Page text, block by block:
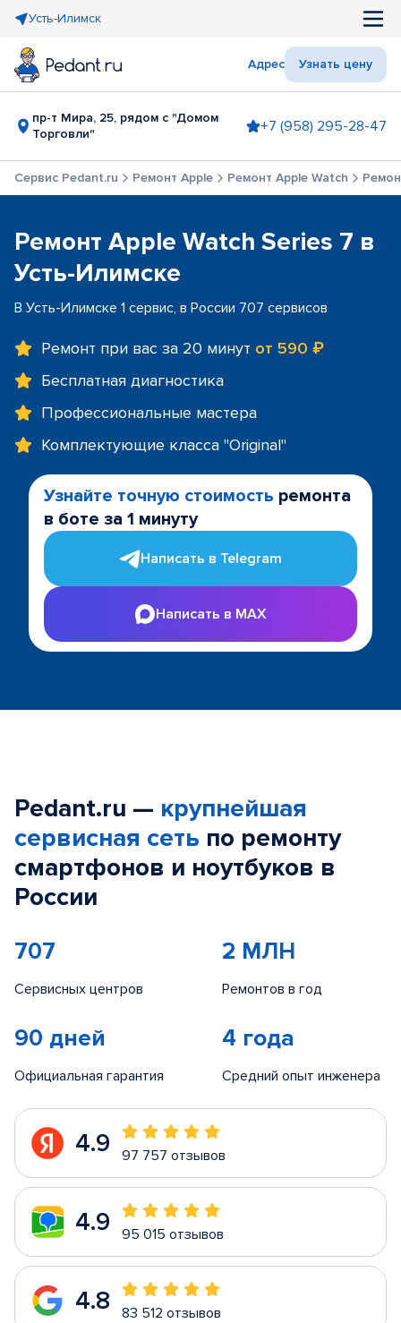
Усть-Илимск
Адрес Узнать цену
пр-т Мира, 25, рядом с "Домом
Торговли"
+7 (958) 295-28-47
Сервис Pedant.ru Ремонт Apple Ремонт Apple Watch
Ремонт Apple Watch Series 7 в
Усть-Илимске
В Усть-Илимске 1 сервис, в России 707 сервисов
Ремонт при вас за 20 минут от 590 ₽
Бесплатная диагностика
Профессиональные мастера
Комплектующие класса "Original"
Узнайте точную стоимость ремонта
в боте за 1 минуту
Написать в Telegram
Написать в MAX
Pedant.ru — крупнейшая
сервисная сеть по ремонту
смартфонов и ноутбуков в
России
707
Сервисных центров
2 МЛН
Ремонтов в год
90 дней
Официальная гарантия
4 года
Средний опыт инженера
4.9 97 757 отзывов
4.9 95 015 отзывов
4.8 83 512 отзывов